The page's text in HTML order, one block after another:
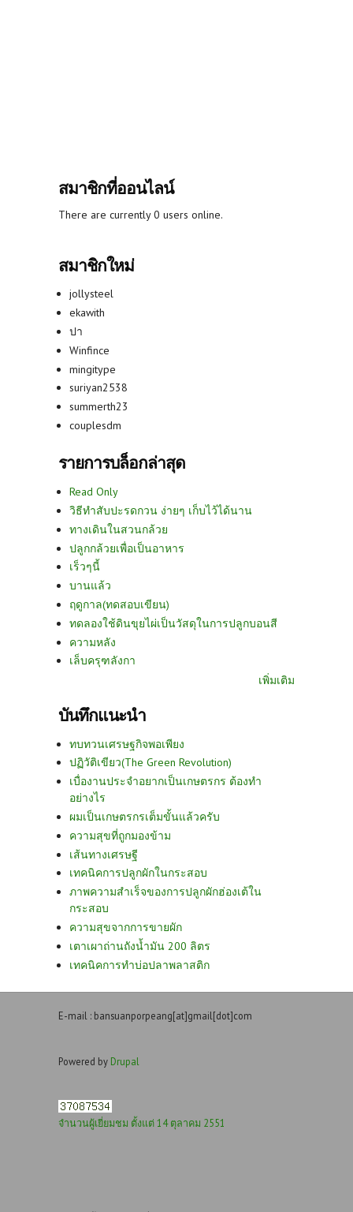
สมาชิกที่ออนไลน์
There are currently 0 users online.
สมาชิกใหม่
jollysteel
ekawith
ปา
Winfince
mingitype
suriyan2538
summerth23
couplesdm
รายการบล็อกล่าสุด
Read Only
วิธีทำสับปะรดกวน ง่ายๆ เก็บไว้ได้นาน
ทางเดินในสวนกล้วย
ปลูกกล้วยเพื่อเป็นอาหาร
เร็วๆนี้
บานแล้ว
ฤดูกาล(ทดสอบเขียน)
ทดลองใช้ดินขุยไผ่เป็นวัสดุในการปลูกบอนสี
ความหลัง
เล็บครุฑลังกา
เพิ่มเติม
บันทึกแนะนำ
ทบทวนเศรษฐกิจพอเพียง
ปฏิวัติเขียว(The Green Revolution)
เบื่องานประจำอยากเป็นเกษตรกร ต้องทำ
อย่างไร
ผมเป็นเกษตรกรเต็มขั้นแล้วครับ
ความสุขที่ถูกมองข้าม
เส้นทางเศรษฐี
เทคนิคการปลูกผักในกระสอบ
ภาพความสำเร็จของการปลูกผักฮ่องเต้ใน
กระสอบ
ความสุขจากการขายผัก
เตาเผาถ่านถังน้ำมัน 200 ลิตร
เทคนิคการทำบ่อปลาพลาสติก
E-mail : bansuanporpeang[at]gmail[dot]com
Powered by Drupal
จำนวนผู้เยี่ยมชม ตั้งแต่ 14 ตุลาคม 2551